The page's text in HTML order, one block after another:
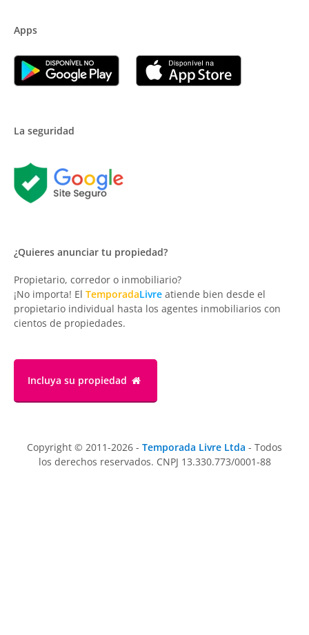
Apps
La seguridad
¿Quieres anunciar tu propiedad?
Propietario, corredor o inmobiliario?
¡No importa! El TemporadaLivre atiende bien desde el
propietario individual hasta los agentes inmobiliarios con
cientos de propiedades.
Incluya su propiedad
Copyright © 2011-2026 - Temporada Livre Ltda - Todos
los derechos reservados. CNPJ 13.330.773/0001-88